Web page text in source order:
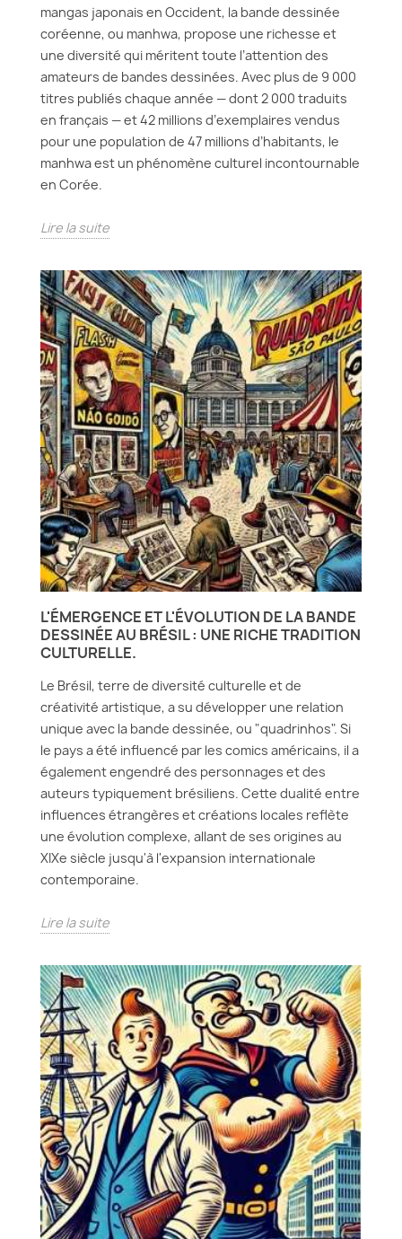
mangas japonais en Occident, la bande dessinée
coréenne, ou manhwa, propose une richesse et
une diversité qui méritent toute l’attention des
amateurs de bandes dessinées. Avec plus de 9 000
titres publiés chaque année — dont 2 000 traduits
en français — et 42 millions d’exemplaires vendus
pour une population de 47 millions d’habitants, le
manhwa est un phénomène culturel incontournable
en Corée.
Lire la suite
L'ÉMERGENCE ET L'ÉVOLUTION DE LA BANDE
DESSINÉE AU BRÉSIL : UNE RICHE TRADITION
CULTURELLE.
Le Brésil, terre de diversité culturelle et de
créativité artistique, a su développer une relation
unique avec la bande dessinée, ou "quadrinhos". Si
le pays a été influencé par les comics américains, il a
également engendré des personnages et des
auteurs typiquement brésiliens. Cette dualité entre
influences étrangères et créations locales reflète
une évolution complexe, allant de ses origines au
XIXe siècle jusqu'à l'expansion internationale
contemporaine.
Lire la suite